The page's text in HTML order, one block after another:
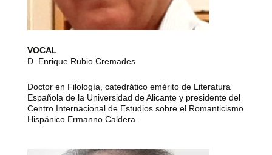
VOCAL
D. Enrique Rubio Cremades
Doctor en Filología, catedrático emérito de Literatura
Española de la Universidad de Alicante y presidente del
Centro Internacional de Estudios sobre el Romanticismo
Hispánico Ermanno Caldera.